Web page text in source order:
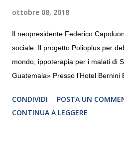
ottobre 08, 2018
Il neopresidente Federico
sociale. Il progetto Polioplus per
mondo, ippoterapia per i malati di
Guatemala» Presso l’Hotel Bernini
programmazione del Rotary Club
i quaranta anni di attività.
CONDIVIDI
POSTA UN
CONTINUA A LEGGERE